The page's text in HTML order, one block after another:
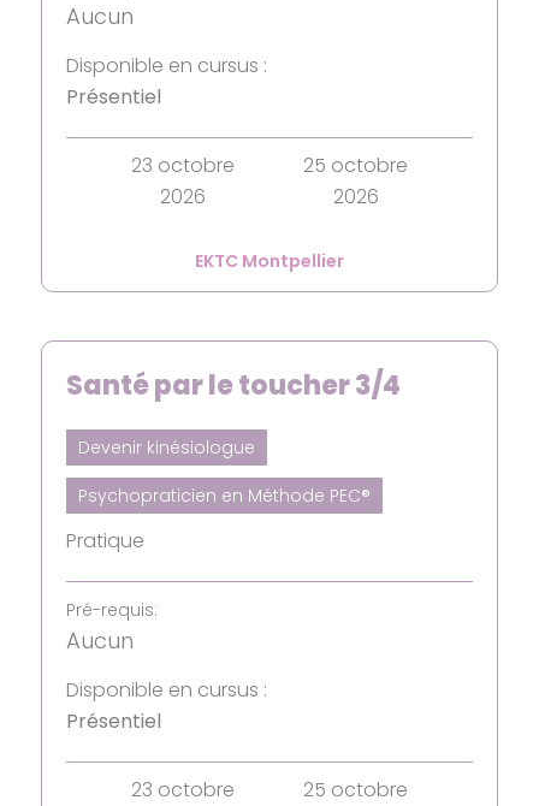
EKTC Montpellier
Aucun
Disponible en cursus :
Présentiel
23 octobre
2026
25 octobre
2026
Santé par le toucher 3/4
Devenir kinésiologue
Psychopraticien en Méthode PEC®
Pratique
Pré-requis:
Aucun
Disponible en cursus :
Présentiel
23 octobre
25 octobre